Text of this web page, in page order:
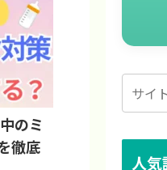
のミ
徹底
人気